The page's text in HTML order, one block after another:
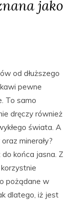
jako
od dłuższego
pewne
To samo
dręczy również
świata. A
minerały?
końca jasna. Z
pożądane w
dlatego, iż jest